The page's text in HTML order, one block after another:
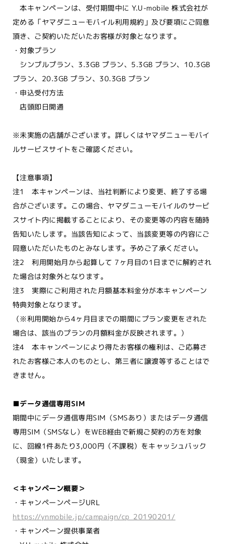
本キャンペーンは、受付期間中に Y.U-mobile 株式会社が
定める「ヤマダニューモバイル利用規約」及び要項にご同意
頂き、ご契約いただいたお客様が対象となります。
・対象プラン
シンプルプラン、3.3GB プラン、5.3GB プラン、10.3GB
プラン、20.3GB プラン、30.3GB プラン
・申込受付方法
店頭即日開通
※未実施の店舗がございます。詳しくはヤマダニューモバイ
ルサービスサイトをご確認ください。
【注意事項】
注1 本キャンペーンは、当社判断により変更、終了する場
合がございます。この場合、ヤマダニューモバイルのサービ
スサイト内に掲載することにより、その変更等の内容を随時
告知いたします。当該告知によって、当該変更等の内容にご
同意いただいたものとみなします。予めご了承ください。
注2 利用開始月から起算して 7ヶ月目の1日までに解約され
た場合は対象外となります。
注3 実際にご利用された月額基本料金分が本キャンペーン
特典対象となります。
（※利用開始から4ヶ月目までの期間にプラン変更をされた
場合は、該当のプランの月額料金が反映されます。）
注4 本キャンペーンにより得たお客様の権利は、ご応募さ
れたお客様ご本人のものとし、第三者に譲渡等することはで
きません。
■データ通信専用SIM
期間中にデータ通信専用SIM（SMSあり）またはデータ通信
専用SIM（SMSなし）をWEB経由で新規ご契約の方を対象
に、回線1件あたり3,000円（不課税）をキャッシュバック
（現金）いたします。
＜キャンペーン概要＞
・キャンペーンページURL
https://ynmobile.jp/campaign/cp_20190201/
・キャンペーン提供事業者